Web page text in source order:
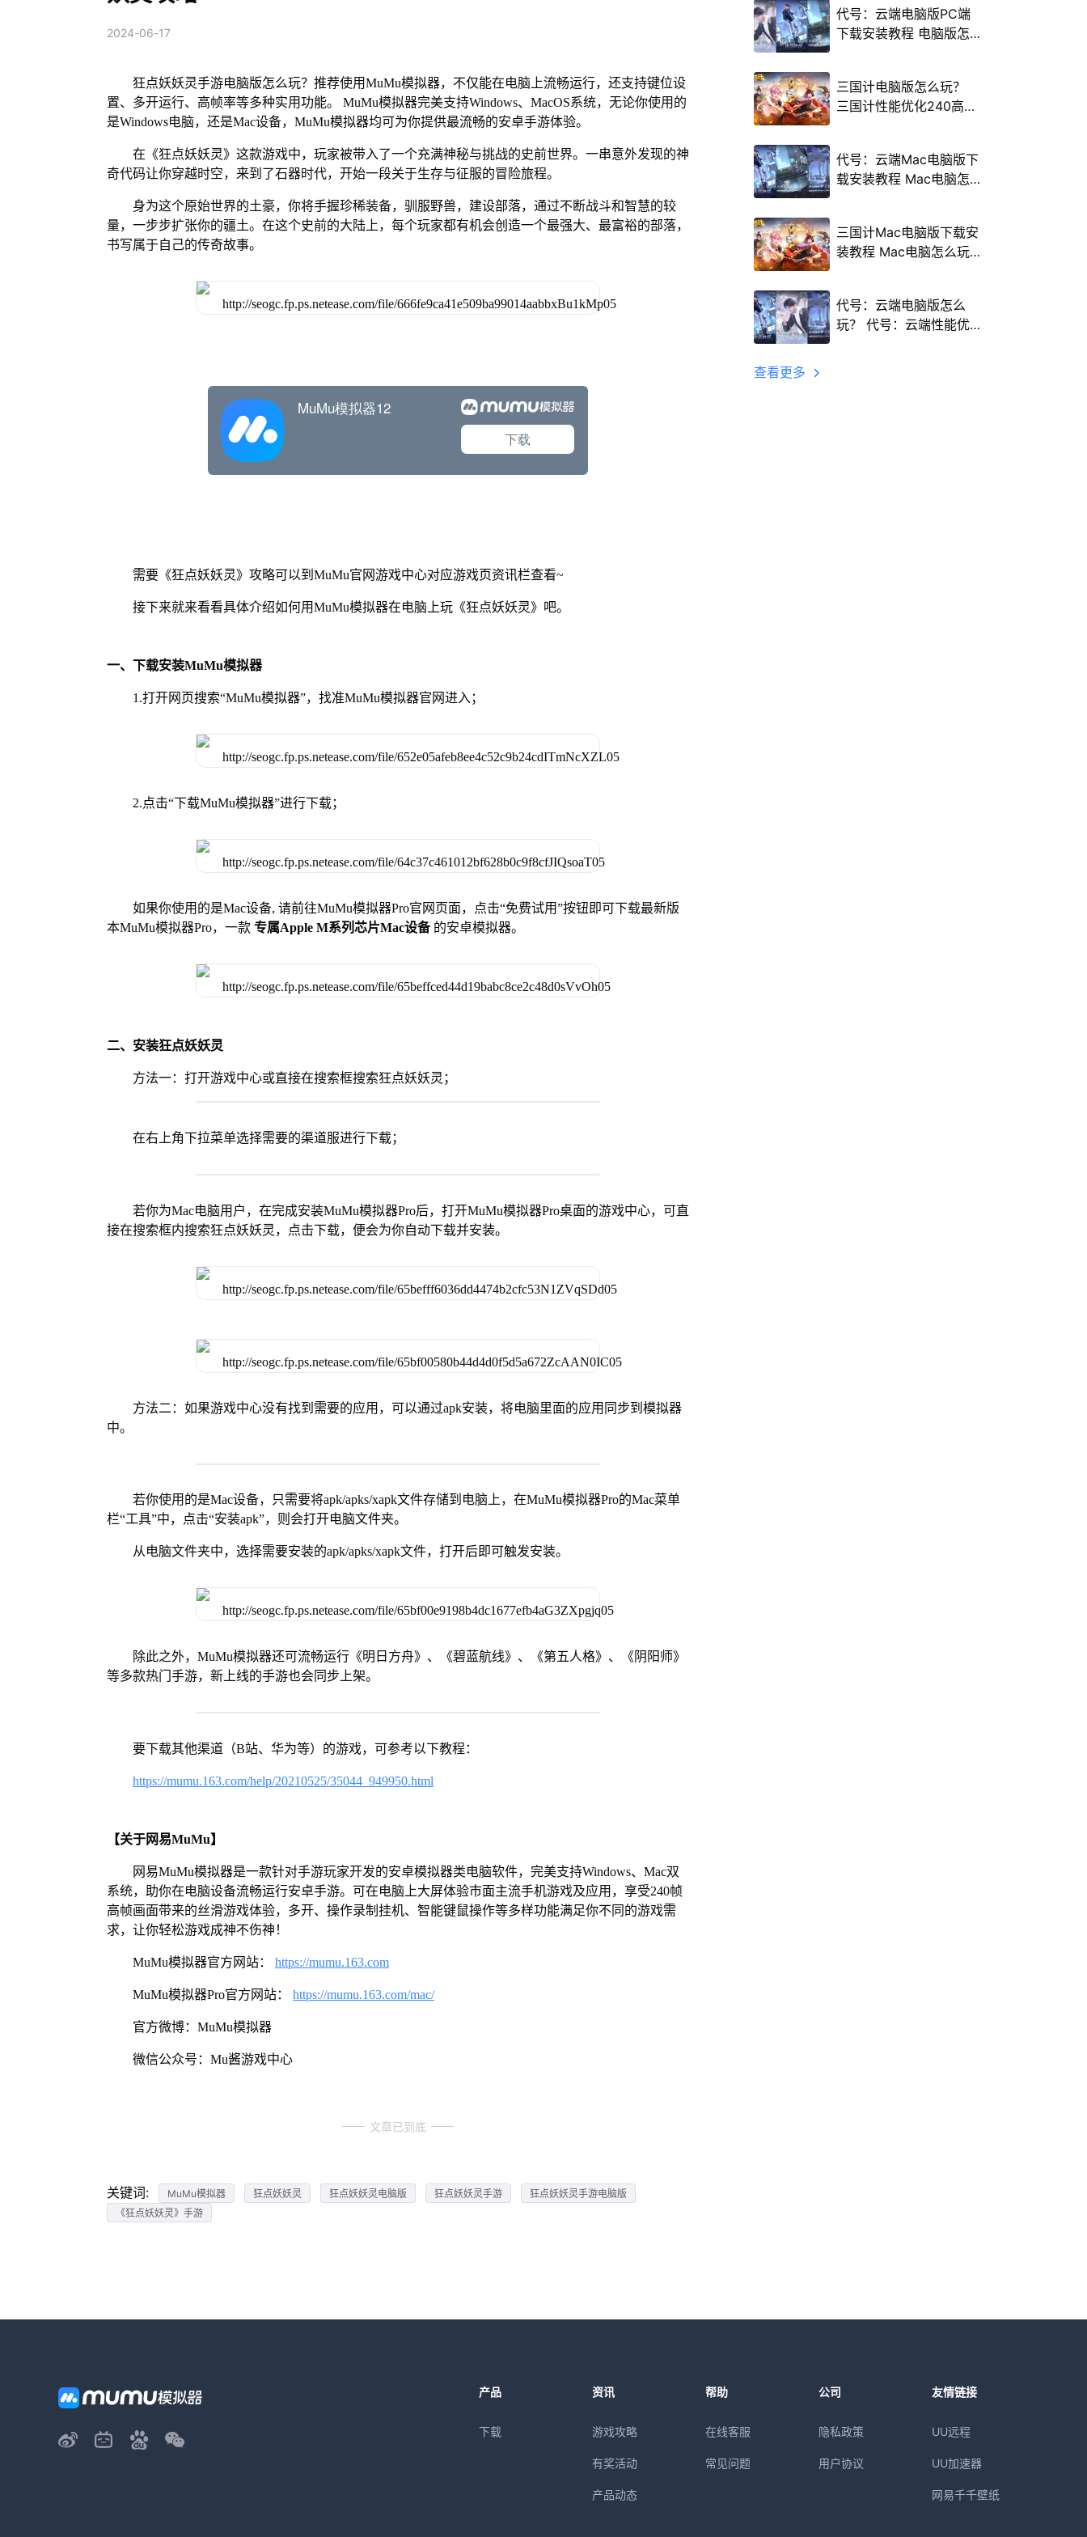
2024-06-17
狂点妖妖灵手游电脑版怎么玩？推荐使用MuMu模拟器，不仅能在电脑上流畅运行，还支持键位设
置、多开运行、高帧率等多种实用功能。 MuMu模拟器完美支持Windows、MacOS系统，无论你使用的
是Windows电脑，还是Mac设备，MuMu模拟器均可为你提供最流畅的安卓手游体验。
在《狂点妖妖灵》这款游戏中，玩家被带入了一个充满神秘与挑战的史前世界。一串意外发现的神
奇代码让你穿越时空，来到了石器时代，开始一段关于生存与征服的冒险旅程。
身为这个原始世界的土豪，你将手握珍稀装备，驯服野兽，建设部落，通过不断战斗和智慧的较
量，一步步扩张你的疆土。在这个史前的大陆上，每个玩家都有机会创造一个最强大、最富裕的部落，
书写属于自己的传奇故事。
需要《狂点妖妖灵》攻略可以到MuMu官网游戏中心对应游戏页资讯栏查看~
接下来就来看看具体介绍如何用MuMu模拟器在电脑上玩《狂点妖妖灵》吧。
一、下载安装MuMu模拟器
1.打开网页搜索“MuMu模拟器”，找准MuMu模拟器官网进入；
2.点击“下载MuMu模拟器”进行下载；
如果你使用的是Mac设备, 请前往MuMu模拟器Pro官网页面，点击“免费试用”按钮即可下载最新版
本MuMu模拟器Pro，一款 专属Apple M系列芯片Mac设备 的安卓模拟器。
二、安装狂点妖妖灵
方法一：打开游戏中心或直接在搜索框搜索狂点妖妖灵；
在右上角下拉菜单选择需要的渠道服进行下载；
若你为Mac电脑用户，在完成安装MuMu模拟器Pro后，打开MuMu模拟器Pro桌面的游戏中心，可直
接在搜索框内搜索狂点妖妖灵，点击下载，便会为你自动下载并安装。
方法二：如果游戏中心没有找到需要的应用，可以通过apk安装，将电脑里面的应用同步到模拟器
中。
若你使用的是Mac设备，只需要将apk/apks/xapk文件存储到电脑上，在MuMu模拟器Pro的Mac菜单
栏“工具”中，点击“安装apk”，则会打开电脑文件夹。
从电脑文件夹中，选择需要安装的apk/apks/xapk文件，打开后即可触发安装。
除此之外，MuMu模拟器还可流畅运行《明日方舟》、《碧蓝航线》、《第五人格》、《阴阳师》
等多款热门手游，新上线的手游也会同步上架。
要下载其他渠道（B站、华为等）的游戏，可参考以下教程：
https://mumu.163.com/help/20210525/35044_949950.html
【关于网易MuMu】
网易MuMu模拟器是一款针对手游玩家开发的安卓模拟器类电脑软件，完美支持Windows、Mac双
系统，助你在电脑设备流畅运行安卓手游。可在电脑上大屏体验市面主流手机游戏及应用，享受240帧
高帧画面带来的丝滑游戏体验，多开、操作录制挂机、智能键鼠操作等多样功能满足你不同的游戏需
求，让你轻松游戏成神不伤神！
MuMu模拟器官方网站： https://mumu.163.com
MuMu模拟器Pro官方网站： https://mumu.163.com/mac/
官方微博：MuMu模拟器
微信公众号：Mu酱游戏中心
文章已到底
关键词: MuMu模拟器 狂点妖妖灵 狂点妖妖灵电脑版 狂点妖妖灵手游
狂点妖妖灵手游电脑版
《狂点妖妖灵》手游
代号：云端电脑版PC端
下载安装教程 电脑版怎
三国计电脑版怎么玩？
三国计性能优化240高帧
代号：云端Mac电脑版下
载安装教程 Mac电脑怎
三国计Mac电脑版下载安
装教程 Mac电脑怎么玩
代号：云端电脑版怎么
玩？ 代号：云端性能优
查看更多
产品
下载
资讯
游戏攻略
有奖活动
产品动态
帮助
在线客服
常见问题
公司
隐私政策
用户协议
友情链接
UU远程
UU加速器
网易千千壁纸